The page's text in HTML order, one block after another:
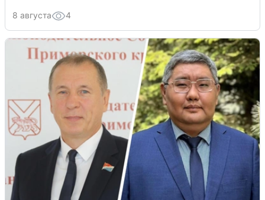
8 августа 4